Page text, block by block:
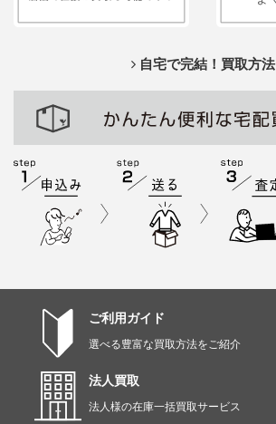
自宅で完結！買取方法
ご利用ガイド
選べる豊富な買取方法をご紹介
法人買取
法人様の在庫一括買取サービス